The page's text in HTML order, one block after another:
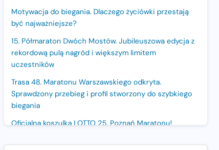
Motywacja do biegania. Dlaczego życiówki przestają
być najważniejsze?
15. Półmaraton Dwóch Mostów. Jubileuszowa edycja z
rekordową pulą nagród i większym limitem
uczestników
Trasa 48. Maratonu Warszawskiego odkryta.
Sprawdzony przebieg i profil stworzony do szybkiego
biegania
Oficjalna koszulka LOTTO 25. Poznań Maratonu!